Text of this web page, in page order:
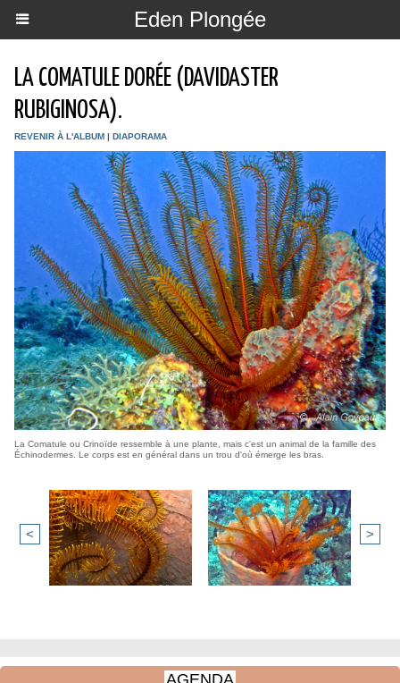
Eden Plongée
LA COMATULE DORÉE (DAVIDASTER
RUBIGINOSA).
REVENIR À L'ALBUM | DIAPORAMA
La Comatule ou Crinoïde ressemble à une plante, mais c'est un animal de la famille des
Échinodermes. Le corps est en général dans un trou d'où émerge les bras.
< >
AGENDA